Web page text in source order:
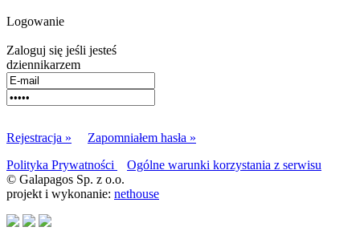
Logowanie
Zaloguj się jeśli jesteś
dziennikarzem
Rejestracja »
Zapomniałem hasła »
Polityka Prywatności
Ogólne warunki korzystania z serwisu
© Galapagos Sp. z o.o.
projekt i wykonanie: nethouse